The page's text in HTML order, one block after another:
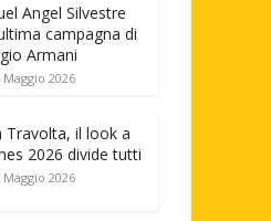
Angel Silvestre
campagna di
Armani
Maggio 2026
Travolta, il look a
2026 divide tutti
Maggio 2026